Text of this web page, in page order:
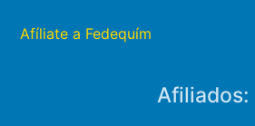
Afíliate a Fedequím
Afiliados: